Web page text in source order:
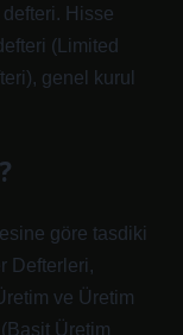
Hisse
(Limited
genel kurul
göre tasdiki
Defterleri,
ve Üretim
Üretim